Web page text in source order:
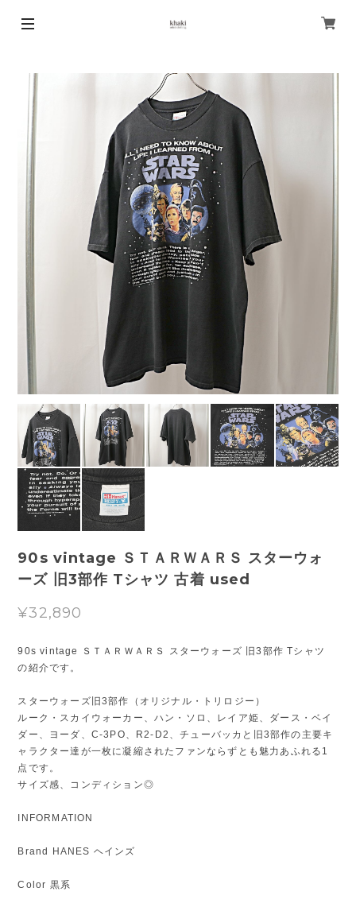
90s vintage ＳＴＡＲＷＡＲＳ スターウォ
ーズ 旧3部作 Tシャツ 古着 used
¥32,890
90s vintage ＳＴＡＲＷＡＲＳ スターウォーズ 旧3部作 Tシャツ
の紹介です。
スターウォーズ旧3部作（オリジナル・トリロジー）
ルーク・スカイウォーカー、ハン・ソロ、レイア姫、ダース・ベイ
ダー、ヨーダ、C-3PO、R2-D2、チューバッカと旧3部作の主要キ
ャラクター達が一枚に凝縮されたファンならずとも魅力あふれる1
点です。
サイズ感、コンディション◎
INFORMATION
Brand HANES ヘインズ
Color 黒系